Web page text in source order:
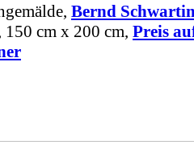
Bernd
cm x 200 cm, Preis